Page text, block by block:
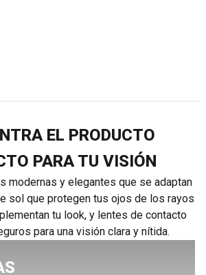
EL PRODUCTO
PARA TU VISIÓN
modernas y elegantes que se adaptan
sol que protegen tus ojos de los rayos
tu look, y lentes de contacto
para una visión clara y nítida.